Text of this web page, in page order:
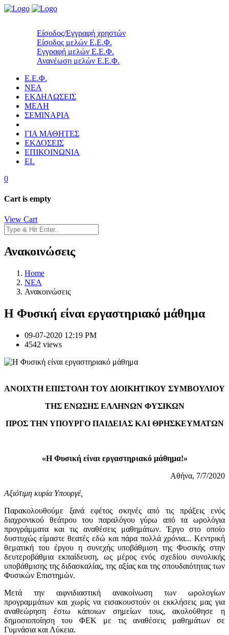
Είσοδος/Εγγραφή χρηστών
Είσοδος μελών Ε.Ε.Φ.
Εγγραφή μελών Ε.Ε.Φ.
Ανανέωση μελών Ε.Ε.Φ.
Ε.Ε.Φ.
ΝΕΑ
ΕΚΔΗΛΩΣΕΙΣ
ΜΕΛΗ
ΣΕΜΙΝΑΡΙΑ
ΓΙΑ ΜΑΘΗΤΕΣ
ΕΚΔΟΣΕΙΣ
ΕΠΙΚΟΙΝΩΝΙΑ
EL
0
Cart is empty
View Cart
Ανακοινώσεις
Home
NEA
Ανακοινώσεις
Η Φυσική είναι εργαστηριακό μάθημα
09-07-2020 12:19 PM
4542 views
ΑΝΟΙΧΤΗ ΕΠΙΣΤΟΛΗ ΤΟΥ ΔΙΟΙΚΗΤΙΚΟΥ ΣΥΜΒΟΥΛΙΟΥ
ΤΗΣ ΕΝΩΣΗΣ ΕΛΛΗΝΩΝ ΦΥΣΙΚΩΝ
ΠΡΟΣ ΤΗΝ ΥΠΟΥΡΓΟ ΠΑΙΔΕΙΑΣ ΚΑΙ ΘΡΗΣΚΕΥΜΑΤΩΝ
«Η Φυσική είναι εργαστηριακό μάθημα!»
Αθήνα, 7/7/2020
Αξιότιμη κυρία Υπουργέ,
Παρακολουθούμε ξανά εφέτος σκηνές από τις πράξεις ενός
διαχρονικού θεάτρου του παραλόγου γύρω από τα ωρολόγια
προγράμματα και τις αναθέσεις μαθημάτων. Έργο στο οποίο
δυστυχώς είμαστε θεατές εδώ και πάρα πολλά χρόνια... Κεντρική
θεματική του έργου η συνεχής υποβάθμιση της Φυσικής στην
δευτεροβάθμια εκπαίδευση, ως μέρος ενός σχεδίου συνολικής
υποβάθμισης της διδασκαλίας, της αξίας και της σπουδαιότητας των
Φυσικών Επιστημών.
Μετά την αιφνιδιαστική ανακοίνωση των ωρολογίων
προγραμμάτων και χωρίς να εισακουστούν οι εκκλήσεις μας για
αναθεώρηση έστω κάποιων σημείων τους, ακολούθησε η
δημοσιοποίηση του ΦΕΚ με τις αναθέσεις μαθημάτων σε
Γυμνάσια και Λύκεια.